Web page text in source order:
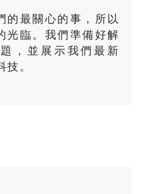
的最關心的事，所以
光臨。我們準備好解
，並展示我們最新
。